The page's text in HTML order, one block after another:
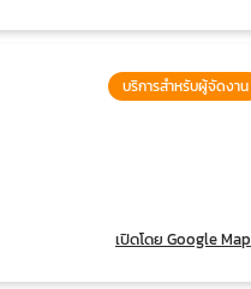
บริการสำหรับผู้จัดงาน
เปิดโดย Google Map